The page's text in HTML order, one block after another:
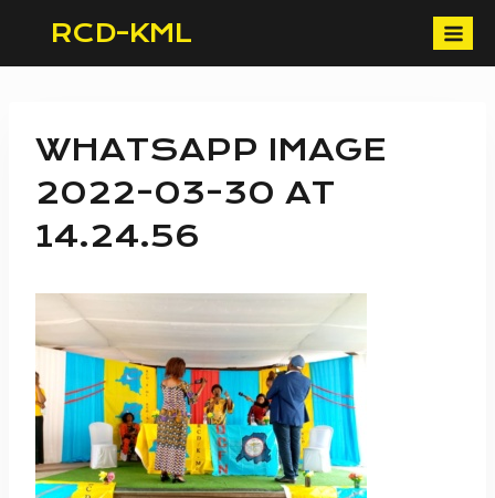
RCD-KML
WHATSAPP IMAGE
2022-03-30 AT
14.24.56